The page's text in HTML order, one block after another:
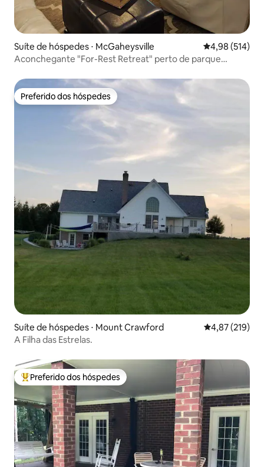
Suíte de hóspedes ⋅ McGaheysville 4,98 de uma
4,98 (514)
Aconchegante "For-Rest Retreat" perto de parque
Preferido dos hóspedes
Preferido dos hóspedes
Suíte de hóspedes ⋅ Mount Crawford 4,87 de uma
4,87 (219)
A Filha das Estrelas.
Entre os melhores preferidos dos hóspedes
Preferido dos hóspedes